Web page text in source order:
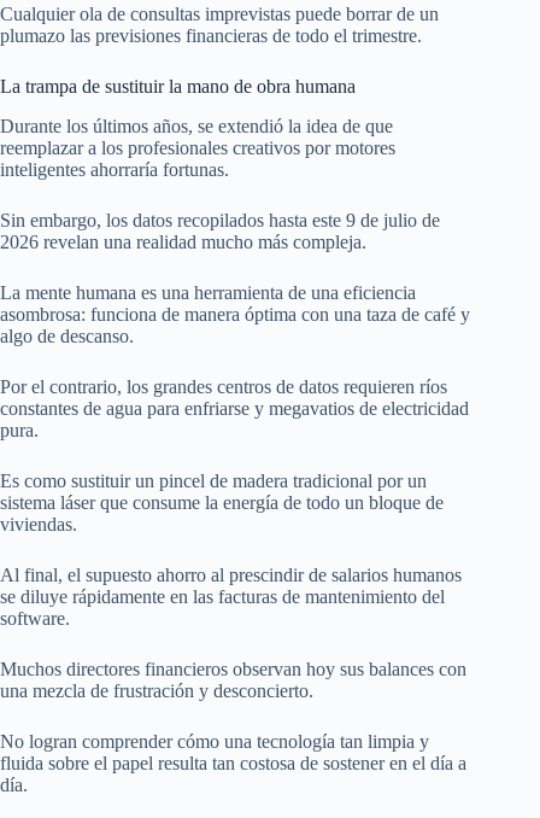
Cualquier ola de consultas imprevistas puede borrar de un
plumazo las previsiones financieras de todo el trimestre.
La trampa de sustituir la mano de obra humana
Durante los últimos años, se extendió la idea de que
reemplazar a los profesionales creativos por motores
inteligentes ahorraría fortunas.
Sin embargo, los datos recopilados hasta este 9 de julio de
2026 revelan una realidad mucho más compleja.
La mente humana es una herramienta de una eficiencia
asombrosa: funciona de manera óptima con una taza de café y
algo de descanso.
Por el contrario, los grandes centros de datos requieren ríos
constantes de agua para enfriarse y megavatios de electricidad
pura.
Es como sustituir un pincel de madera tradicional por un
sistema láser que consume la energía de todo un bloque de
viviendas.
Al final, el supuesto ahorro al prescindir de salarios humanos
se diluye rápidamente en las facturas de mantenimiento del
software.
Muchos directores financieros observan hoy sus balances con
una mezcla de frustración y desconcierto.
No logran comprender cómo una tecnología tan limpia y
fluida sobre el papel resulta tan costosa de sostener en el día a
día.